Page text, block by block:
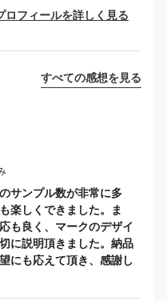
ロフィールを詳しく見る
すべての感想を見る
サンプル数が非常に多
楽しくできました。ま
も良く、マークのデザイ
に説明頂きました。納品
にも応えて頂き、感謝し